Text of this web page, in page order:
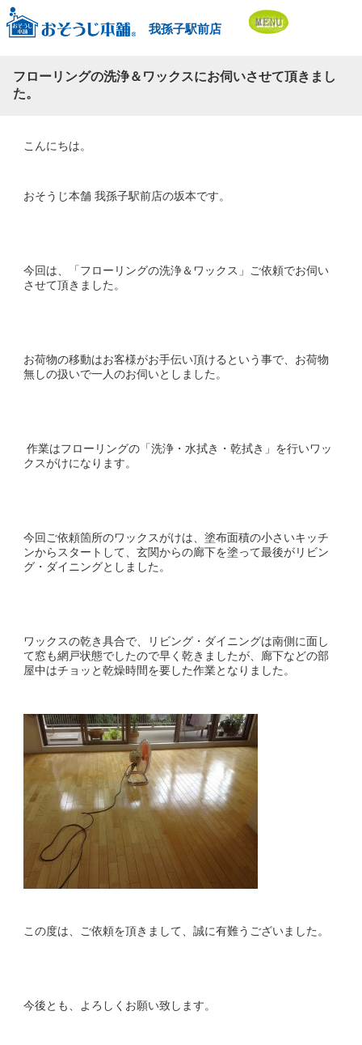
我孫子駅前店
フローリングの洗浄＆ワックスにお伺いさせて頂きまし
た。
こんにちは。
おそうじ本舗 我孫子駅前店の坂本です。
今回は、「フローリングの洗浄＆ワックス」ご依頼でお伺い
させて頂きました。
お荷物の移動はお客様がお手伝い頂けるという事で、お荷物
無しの扱いで一人のお伺いとしました。
作業はフローリングの「洗浄・水拭き・乾拭き」を行いワッ
クスがけになります。
今回ご依頼箇所のワックスがけは、塗布面積の小さいキッチ
ンからスタートして、玄関からの廊下を塗って最後がリビン
グ・ダイニングとしました。
ワックスの乾き具合で、リビング・ダイニングは南側に面し
て窓も網戸状態でしたので早く乾きましたが、廊下などの部
屋中はチョッと乾燥時間を要した作業となりました。
この度は、ご依頼を頂きまして、誠に有難うございました。
今後とも、よろしくお願い致します。